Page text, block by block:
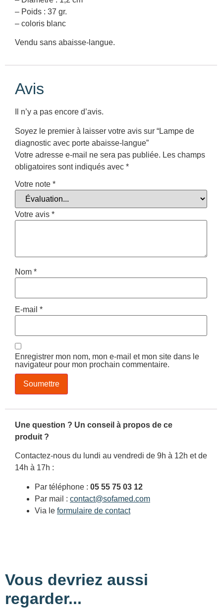
– Poids : 37 gr.
– coloris blanc
Vendu sans abaisse-langue.
Avis
Il n’y a pas encore d’avis.
Soyez le premier à laisser votre avis sur “Lampe de
diagnostic avec porte abaisse-langue”
Votre adresse e-mail ne sera pas publiée. Les champs
obligatoires sont indiqués avec *
Votre note *
Votre avis *
Nom *
E-mail *
Enregistrer mon nom, mon e-mail et mon site dans le
navigateur pour mon prochain commentaire.
Une question ? Un conseil à propos de ce
produit ?
Contactez-nous du lundi au vendredi de 9h à 12h et de
14h à 17h :
Par téléphone : 05 55 75 03 12
Par mail : contact@sofamed.com
Via le formulaire de contact
Vous devriez aussi
regarder...